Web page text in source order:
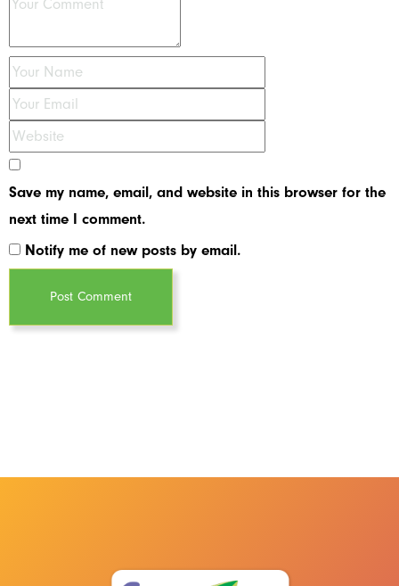
Save my name, email, and website in this browser for the
next time I comment.
Notify me of new posts by email.
Post Comment